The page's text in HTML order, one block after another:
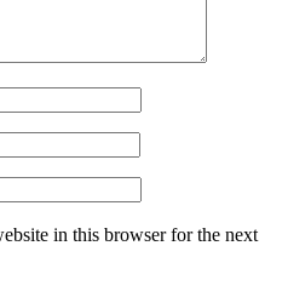
in this browser for the next